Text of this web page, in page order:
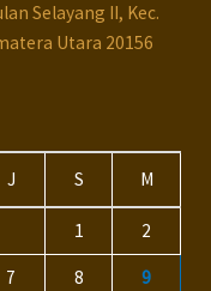
Selayang II, Kec.
Utara 20156
J S M
1 2
7 8 9